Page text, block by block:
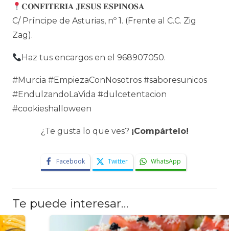
𝐂𝐎𝐍𝐅𝐈𝐓𝐄𝐑𝐈𝐀 𝐉𝐄𝐒𝐔𝐒 𝐄𝐒𝐏𝐈𝐍𝐎𝐒𝐀
C/ Príncipe de Asturias, nº 1. (Frente al C.C. Zig
Zag).
Haz tus encargos en el 968907050.
#Murcia #EmpiezaConNosotros #saboresunicos
#EndulzandoLaVida #dulcetentacion
#cookieshalloween
¿Te gusta lo que ves? ¡Compártelo!
Facebook Twitter WhatsApp
Te puede interesar…